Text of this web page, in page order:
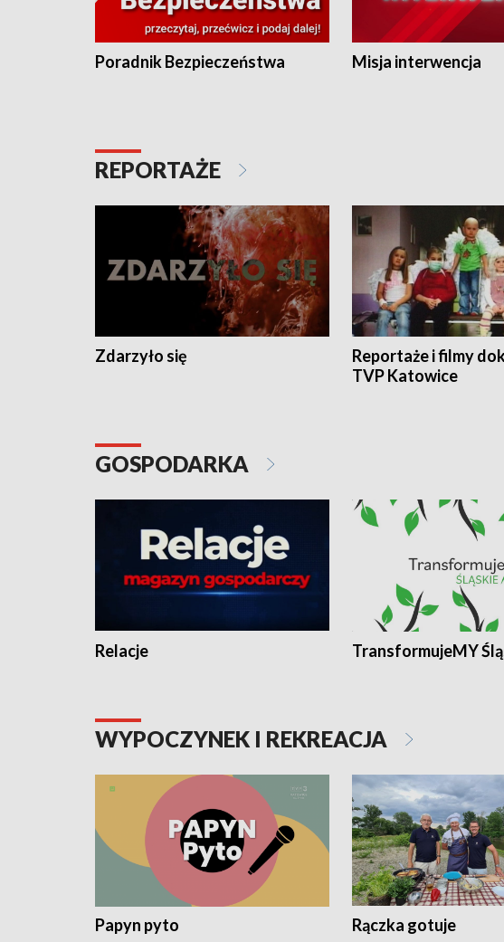
Poradnik Bezpieczeństwa Misja interwencja
REPORTAŻE
Zdarzyło się
Reportaże i filmy
TVP Katowice
GOSPODARKA
Relacje TransformujeMY
WYPOCZYNEK I REKREACJA
Papyn pyto Rączka gotuje